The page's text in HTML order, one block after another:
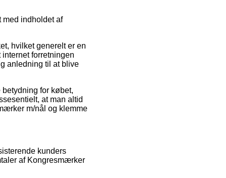
med indholdet af
hvilket generelt er en
forretningen
anledning til at blive
for købet,
at man altid
m/nål og klemme
kunders
af Kongresmærker